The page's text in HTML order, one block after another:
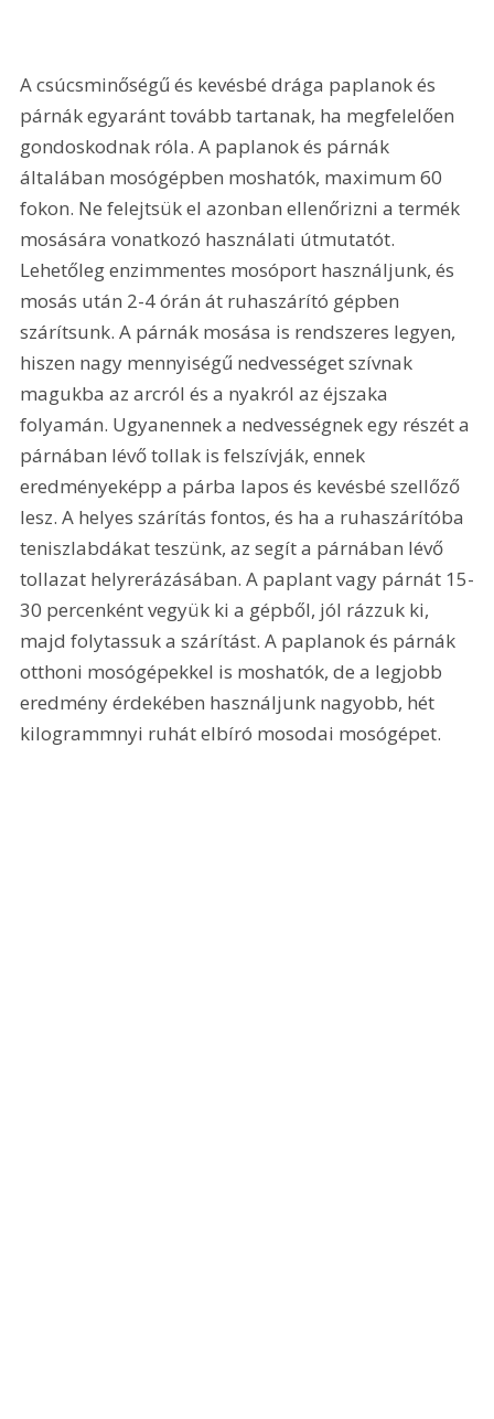
A csúcsminőségű és kevésbé drága paplanok és
párnák egyaránt tovább tartanak, ha megfelelően
gondoskodnak róla. A paplanok és párnák
általában mosógépben moshatók, maximum 60
fokon. Ne felejtsük el azonban ellenőrizni a termék
mosására vonatkozó használati útmutatót.
Lehetőleg enzimmentes mosóport használjunk, és
mosás után 2-4 órán át ruhaszárító gépben
szárítsunk. A párnák mosása is rendszeres legyen,
hiszen nagy mennyiségű nedvességet szívnak
magukba az arcról és a nyakról az éjszaka
folyamán. Ugyanennek a nedvességnek egy részét a
párnában lévő tollak is felszívják, ennek
eredményeképp a párba lapos és kevésbé szellőző
lesz. A helyes szárítás fontos, és ha a ruhaszárítóba
teniszlabdákat teszünk, az segít a párnában lévő
tollazat helyrerázásában. A paplant vagy párnát 15-
30 percenként vegyük ki a gépből, jól rázzuk ki,
majd folytassuk a szárítást. A paplanok és párnák
otthoni mosógépekkel is moshatók, de a legjobb
eredmény érdekében használjunk nagyobb, hét
kilogrammnyi ruhát elbíró mosodai mosógépet.